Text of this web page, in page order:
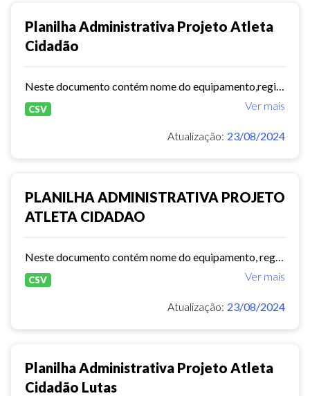
Planilha Administrativa Projeto Atleta
Cidadão
Ver mais
CSV
Atualização: 23/08/2024
PLANILHA ADMINISTRATIVA PROJETO
ATLETA CIDADAO
Ver mais
CSV
Atualização: 23/08/2024
Planilha Administrativa Projeto Atleta
Cidadão Lutas